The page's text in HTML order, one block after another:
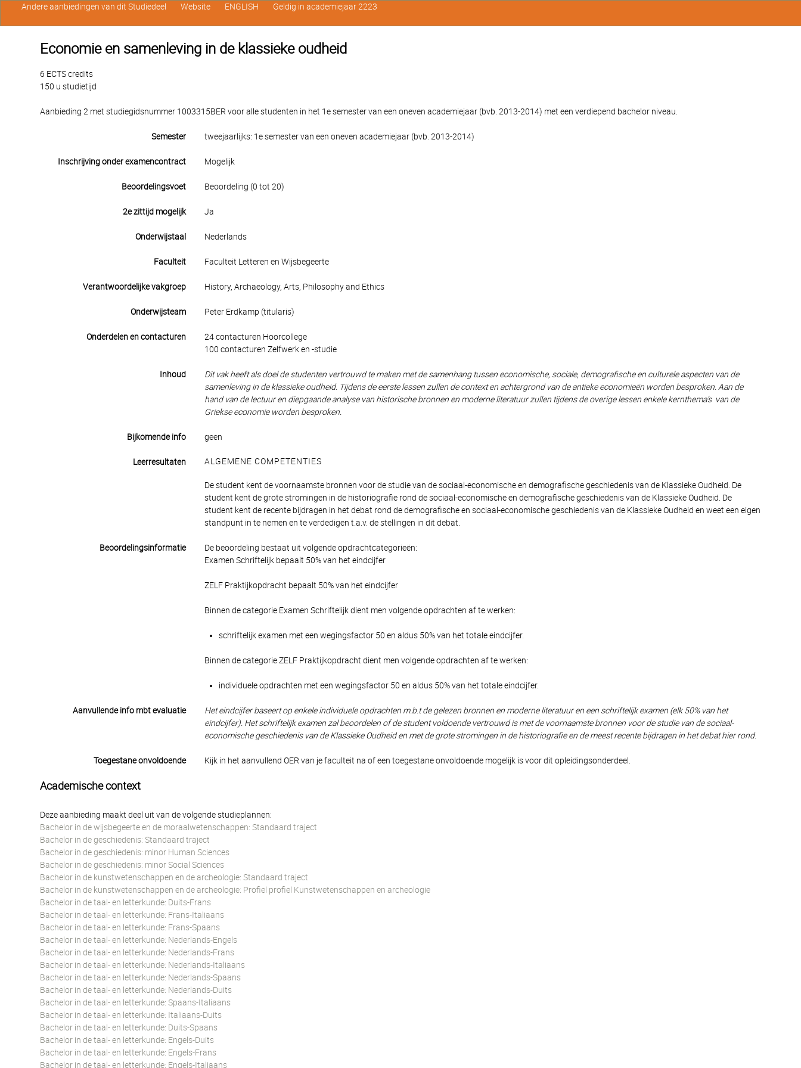
Economie en samenleving in de klassieke oudheid
6 ECTS credits
150 u studietijd
Aanbieding 2 met studiegidsnummer 1003315BER voor alle studenten in het 1e semester van een oneven academiejaar (bvb. 2013-2014) met een verdiepend bachelor niveau.
Semester tweejaarlijks: 1e semester van een oneven academiejaar (bvb. 2013-2014)
Inschrijving onder examencontract Mogelijk
Beoordelingsvoet Beoordeling (0 tot 20)
2e zittijd mogelijk Ja
Onderwijstaal Nederlands
Faculteit Faculteit Letteren en Wijsbegeerte
Verantwoordelijke vakgroep History, Archaeology, Arts, Philosophy and Ethics
Onderwijsteam Peter Erdkamp (titularis)
Onderdelen en contacturen
24 contacturen Hoorcollege
100 contacturen Zelfwerk en -studie
Inhoud
Dit vak heeft als doel de studenten vertrouwd te maken met de samenhang tussen economische, sociale, demografische en culturele aspecten van de
samenleving in de klassieke oudheid. Tijdens de eerste lessen zullen de context en achtergrond van de antieke economieën worden besproken. Aan de
hand van de lectuur en diepgaande analyse van historische bronnen en moderne literatuur zullen tijdens de overige lessen enkele kernthema’s van de
Griekse economie worden besproken.
Bijkomende info geen
Leerresultaten ALGEMENE COMPETENTIES
De student kent de voornaamste bronnen voor de studie van de sociaal-economische en demografische geschiedenis van de Klassieke Oudheid. De
student kent de grote stromingen in de historiografie rond de sociaal-economische en demografische geschiedenis van de Klassieke Oudheid. De
student kent de recente bijdragen in het debat rond de demografische en sociaal-economische geschiedenis van de Klassieke Oudheid en weet een eigen
standpunt in te nemen en te verdedigen t.a.v. de stellingen in dit debat.
Beoordelingsinformatie
De beoordeling bestaat uit volgende opdrachtcategorieën:
Examen Schriftelijk bepaalt 50% van het eindcijfer
ZELF Praktijkopdracht bepaalt 50% van het eindcijfer
Binnen de categorie Examen Schriftelijk dient men volgende opdrachten af te werken:
schriftelijk examen met een wegingsfactor 50 en aldus 50% van het totale eindcijfer.
Binnen de categorie ZELF Praktijkopdracht dient men volgende opdrachten af te werken:
individuele opdrachten met een wegingsfactor 50 en aldus 50% van het totale eindcijfer.
Aanvullende info mbt evaluatie
Het eindcijfer baseert op enkele individuele opdrachten m.b.t de gelezen bronnen en moderne literatuur en een schriftelijk examen (elk 50% van het
eindcijfer). Het schriftelijk examen zal beoordelen of de student voldoende vertrouwd is met de voornaamste bronnen voor de studie van de sociaal-
economische geschiedenis van de Klassieke Oudheid en met de grote stromingen in de historiografie en de meest recente bijdragen in het debat hier rond.
Toegestane onvoldoende Kijk in het aanvullend OER van je faculteit na of een toegestane onvoldoende mogelijk is voor dit opleidingsonderdeel.
Academische context
Deze aanbieding maakt deel uit van de volgende studieplannen:
Bachelor in de wijsbegeerte en de moraalwetenschappen: Standaard traject
Bachelor in de geschiedenis: Standaard traject
Bachelor in de geschiedenis: minor Human Sciences
Bachelor in de geschiedenis: minor Social Sciences
Bachelor in de kunstwetenschappen en de archeologie: Standaard traject
Bachelor in de kunstwetenschappen en de archeologie: Profiel profiel Kunstwetenschappen en archeologie
Bachelor in de taal- en letterkunde: Duits-Frans
Bachelor in de taal- en letterkunde: Frans-Italiaans
Bachelor in de taal- en letterkunde: Frans-Spaans
Bachelor in de taal- en letterkunde: Nederlands-Engels
Bachelor in de taal- en letterkunde: Nederlands-Frans
Bachelor in de taal- en letterkunde: Nederlands-Italiaans
Bachelor in de taal- en letterkunde: Nederlands-Spaans
Bachelor in de taal- en letterkunde: Nederlands-Duits
Bachelor in de taal- en letterkunde: Spaans-Italiaans
Bachelor in de taal- en letterkunde: Italiaans-Duits
Bachelor in de taal- en letterkunde: Duits-Spaans
Bachelor in de taal- en letterkunde: Engels-Duits
Bachelor in de taal- en letterkunde: Engels-Frans
Bachelor in de taal- en letterkunde: Engels-Italiaans
Andere aanbiedingen van dit Studiedeel Website ENGLISH Geldig in academiejaar 2223